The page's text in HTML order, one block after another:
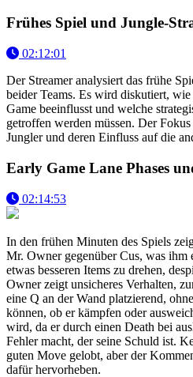
Frühes Spiel und Jungle-
02:12:01
Der Streamer analysiert das frühe
beider Teams. Es wird diskutiert,
Game beeinflusst und welche
getroffen werden müssen. Der
Jungler und deren Einfluss auf die
Early Game Lane Phases
02:14:53
In den frühen Minuten des Spiels
Mr. Owner gegenüber Cus, was ihm
etwas besseren Items zu drehen,
Owner zeigt unsicheres Verhalten,
eine Q an der Wand platzierend,
können, ob er kämpfen oder
wird, da er durch einen Death bei
Fehler macht, der seine Schuld ist.
guten Move gelobt, aber der
dafür hervorheben.